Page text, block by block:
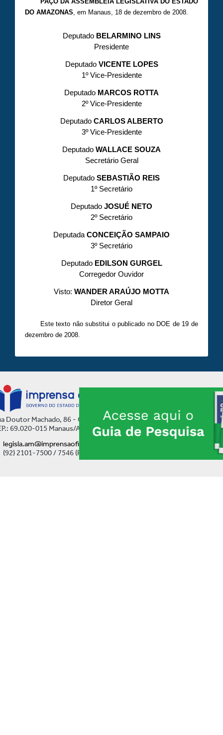
DO AMAZONAS , em Manaus, 18 de dezembro de 2008.
DeputadoBELARMINO LINS
Presidente
DeputadoVICENTE LOPES
1º Vice-Presidente
Deputado MARCOS ROTTA
2º Vice-Presidente
DeputadoCARLOS ALBERTO
3º Vice-Presidente
Deputado WALLACE SOUZA
Secretário Geral
Deputado SEBASTIÃO REIS
1º Secretário
Deputado JOSUÉ NETO
2º Secretário
DeputadaCONCEIÇÃO SAMPAIO
3º Secretário
DeputadoEDILSON GURGEL
Corregedor Ouvidor
Visto: WANDER ARAÚJO MOTTA
Diretor Geral
Este texto não substitui o publicado no DOE de 19 de
dezembro de 2008.
Doutor Machado, 86 - Centro
69.020-015 Manaus/AM
legisla.am@imprensaoficial.am.gov.br
(92) 2101-7500 / 7546 (Ramal)